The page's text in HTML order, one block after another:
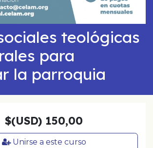
teológicas
para
la parroquia
$(USD) 150,00
Unirse a este curso